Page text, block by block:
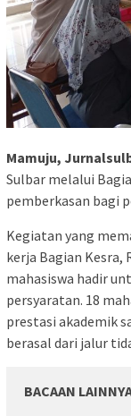
Mamuju,
Sulbar melalui
pemberkasan bagi
Kegiatan yang
kerja Bagian Kesra,
mahasiswa hadir
persyaratan. 18
prestasi akademik
berasal dari jalur
BACAAN